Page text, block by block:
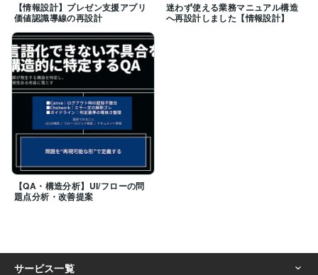
【情報設計】プレゼン支援アプリ
価値認識導線の再設計
迷わず使える業務マニュアル構造
へ再設計しました【情報設計】
【QA・構造分析】UI/フローの問
題点分析・改善提案